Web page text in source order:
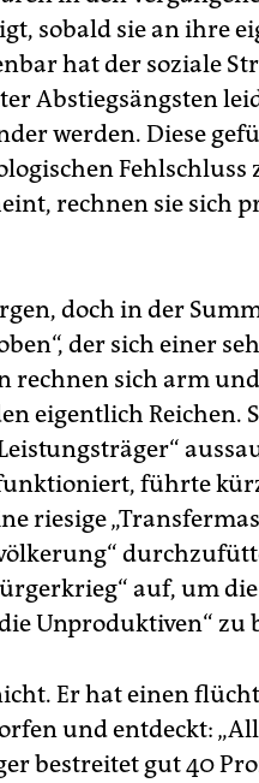
sobald sie an ihre
hat der soziale
Abstiegsängsten
werden. Diese
Fehlschluss
rechnen sie sich
doch in der
der sich einer
rechnen sich arm und
eigentlich Reichen.
führte
riesige
auf, um die
Unproduktiven“ zu
Er hat einen
und entdeckt:
bestreitet gut 40